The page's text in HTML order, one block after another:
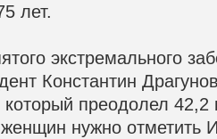
лет.
экстремального
Константин
который преодолел 42,2
нужно отметить